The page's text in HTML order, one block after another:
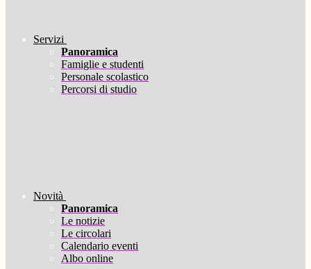
Servizi
Panoramica
Famiglie e studenti
Personale scolastico
Percorsi di studio
Novità
Panoramica
Le notizie
Le circolari
Calendario eventi
Albo online